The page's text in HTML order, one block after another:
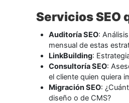
Servicios SEO
Auditoría SEO:
mensual de estas
LinkBuilding:
Consultoría SEO:
el cliente quien quiera
Migración SEO:
diseño o de CMS?